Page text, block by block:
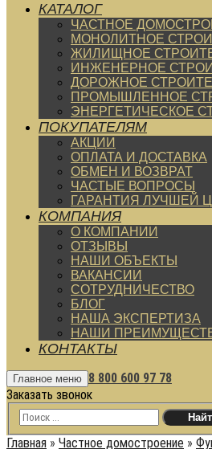
КАТАЛОГ
ЧАСТНОЕ
МОНОЛИТНОЕ
ЖИЛИЩНОЕ
ИНЖЕНЕРНОЕ
ДОРОЖНОЕ
ПРОМЫШЛЕННОЕ
ЭНЕРГЕТИЧЕСКОЕ
ПОКУПАТЕЛЯМ
АКЦИИ
ОПЛАТА И ДОСТАВКА
ОБМЕН И ВОЗВРАТ
ЧАСТЫЕ ВОПРОСЫ
ГАРАНТИЯ ЛУЧШЕЙ
КОМПАНИЯ
О КОМПАНИИ
ОТЗЫВЫ
НАШИ ОБЪЕКТЫ
ВАКАНСИИ
СОТРУДНИЧЕСТВО
БЛОГ
НАША ЭКСПЕРТИЗА
НАШИ
КОНТАКТЫ
Главное меню 8 800 600 97 78
Заказать звонок
Главная » Частное домостроение »